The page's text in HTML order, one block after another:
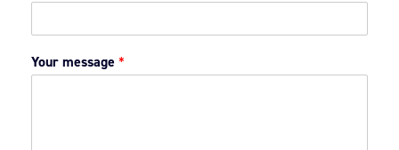
Your message *